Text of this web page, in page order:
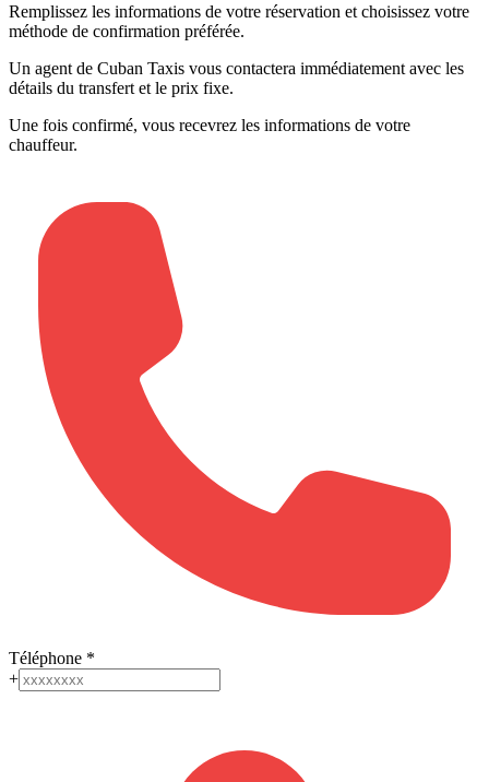
Remplissez les informations de votre réservation et choisissez votre
méthode de confirmation préférée.
Un agent de Cuban Taxis vous contactera immédiatement avec les
détails du transfert et le prix fixe.
Une fois confirmé, vous recevrez les informations de votre
chauffeur.
Téléphone *
+